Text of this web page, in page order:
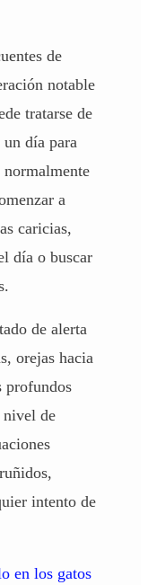
de
notable
tratarse de
día para
a
caricias,
día o buscar
de alerta
orejas hacia
profundos
nivel de
intento de
en los gatos